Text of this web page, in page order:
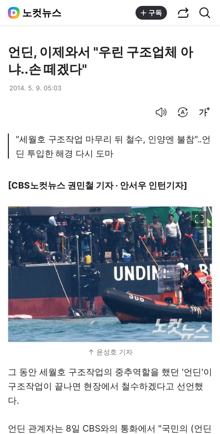
노컷뉴스 구독
언딘, 이제와서 "우린 구조업체 아
냐..손 떼겠다"
2014. 5. 9. 05:03
"세월호 구조작업 마무리 뒤 철수, 인양엔 불참"..언
딘 투입한 해경 다시 도마
[CBS노컷뉴스 권민철 기자 · 안서우 인턴기자]
↑ 윤성호 기자
그 동안 세월호 구조작업의 중추역할을 했던 '언딘'이
구조작업이 끝나면 현장에서 철수하겠다고 선언했
다.
언딘 관계자는 8일 CBS와의 통화에서 "국민의 (언딘